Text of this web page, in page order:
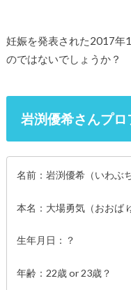
妊娠を発表された2017年
のではないでしょうか？
岩渕優希さんプロ
名前：岩渕優希（いわぶ
本名：大場勇気（おおば
生年月日：？
年齢：22歳 or 23歳？